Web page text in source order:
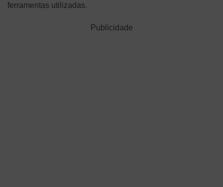
ferramentas utilizadas.
Publicidade